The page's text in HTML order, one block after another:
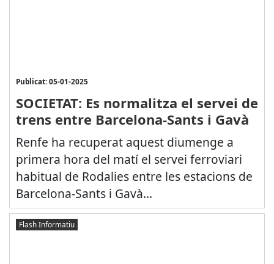
Publicat: 05-01-2025
SOCIETAT: Es normalitza el servei de
trens entre Barcelona-Sants i Gavà
Renfe ha recuperat aquest diumenge a
primera hora del matí el servei ferroviari
habitual de Rodalies entre les estacions de
Barcelona-Sants i Gavà...
Flash Informatiu